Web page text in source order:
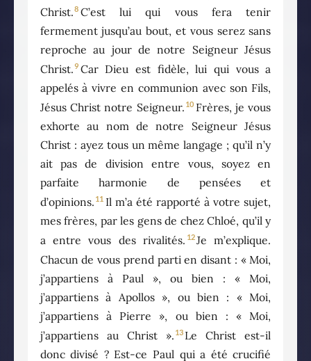
Christ.8 C’est lui qui vous fera tenir
fermement jusqu’au bout, et vous serez sans
reproche au jour de notre Seigneur Jésus
Christ.9 Car Dieu est fidèle, lui qui vous a
appelés à vivre en communion avec son Fils,
Jésus Christ notre Seigneur. 10 Frères, je vous
exhorte au nom de notre Seigneur Jésus
Christ : ayez tous un même langage ; qu’il n’y
ait pas de division entre vous, soyez en
parfaite harmonie de pensées et
d’opinions. 11 Il m’a été rapporté à votre sujet,
mes frères, par les gens de chez Chloé, qu’il y
a entre vous des rivalités. 12Je m’explique.
Chacun de vous prend parti en disant : « Moi,
j’appartiens à Paul », ou bien : « Moi,
j’appartiens à Apollos », ou bien : « Moi,
j’appartiens à Pierre », ou bien : « Moi,
j’appartiens au Christ ». 13 Le Christ est-il
donc divisé ? Est-ce Paul qui a été crucifié